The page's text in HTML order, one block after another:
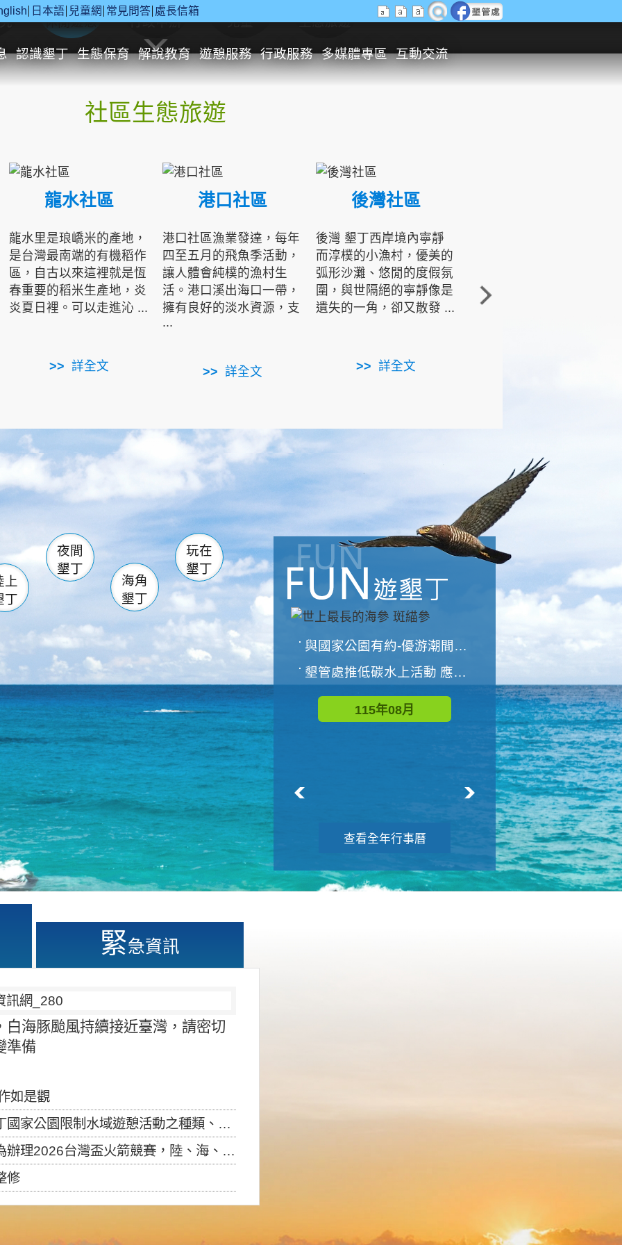
日本語 兒童網 常見問答 處長信箱
認識墾丁 生態保育 解說教育 遊憩服務 行政服務 多媒體專區 互動交流
休閒遊憩 行政申辦 兒童 生態旅遊
社區生態旅遊
龍水社區
龍水里是琅嶠米的產地，
是台灣最南端的有機稻作
區，自古以來這裡就是恆
春重要的稻米生產地，炎
炎夏日裡。可以走進沁 ...
詳全文
港口社區
港口社區漁業發達，每年
四至五月的飛魚季活動，
讓人體會純樸的漁村生
活。港口溪出海口一帶，
擁有良好的淡水資源，支
...
詳全文
後灣社區
後灣 墾丁西岸境內寧靜
而淳樸的小漁村，優美的
弧形沙灘、悠閒的度假氛
圍，與世隔絕的寧靜像是
遺失的一角，卻又散發 ...
詳全文
角的端點，冬季海浪拍打
著礁岸，旺盛的侵蝕作
南仁湖
滿州 佳樂水
森林遊樂區
墾管處遊客中心
社頂公園 風吹沙
船帆石 龍磐公園
香蕉灣 龍坑
鵝鑾鼻
上
丁
夜間
墾丁
海角
墾丁
玩在
墾丁
與國家公園有約-優游潮間探險者
墾管處推低碳水上活動 應屆畢業生限額免費參加
115年08月
世界地球清潔日 墾管處辦理「2026年墾丁國家公園沙灘淨灘活動
115年09月
查看全年行事曆
緊急資訊
海豚颱風持續接近臺灣，請密切
準備
如是觀
制水域遊憩活動之種類、範圍、時間及行為」，自即日生效。
盃火箭競賽，陸、海、空域警戒及協調相關事宜，因颱風備案事宜
修